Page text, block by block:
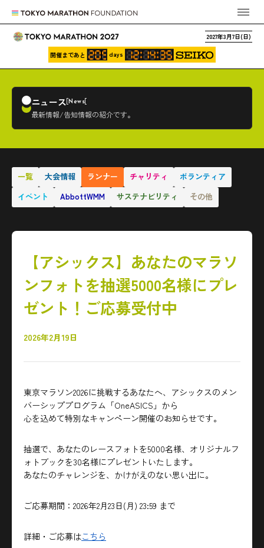
2027年3月7日(日)
開催まであと days
ニュース News
最新情報/告知情報の紹介です。
一覧 大会情報 ランナー チャリティ
ボランティア
イベント
AbbottWMM サステナビリティ その他
【アシックス】あなたのマラソ
ンフォトを抽選5000名様にプレ
ゼント！ご応募受付中
2026年2月19日
東京マラソン2026に挑戦するあなたへ、アシックスのメン
バーシッププログラム「OneASICS」から
心を込めて特別なキャンペーン開催のお知らせです。
抽選で、あなたのレースフォトを5000名様、オリジナルフ
ォトブックを30名様にプレゼントいたします。
あなたのチャレンジを、かけがえのない思い出に。
ご応募期間：2026年2月23日(月) 23:59 まで
詳細・ご応募はこちら